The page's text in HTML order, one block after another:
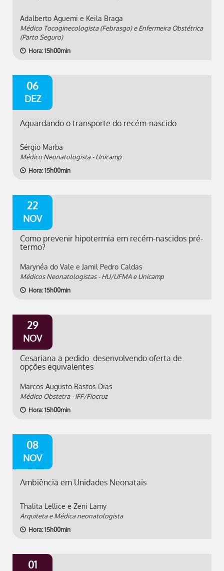
Adalberto Aguemi e Keila Braga
Médico Tocoginecologista (Febrasgo) e Enfermeira Obstétrica
(Parto Seguro)
Hora: 15h00min
06
DEZ
Aguardando o transporte do recém-nascido
Sérgio Marba
Médico Neonatologista - Unicamp
Hora: 15h00min
22
NOV
Como prevenir hipotermia em recém-nascidos pré-
termo?
Marynéa do Vale e Jamil Pedro Caldas
Médicos Neonatologistas - HU/UFMA e Unicamp
Hora: 15h00min
29
NOV
Cesariana a pedido: desenvolvendo oferta de
opções equivalentes
Marcos Augusto Bastos Dias
Médico Obstetra - IFF/Fiocruz
Hora: 15h00min
08
NOV
Ambiência em Unidades Neonatais
Thalita Lellice e Zeni Lamy
Arquiteta e Médica neonatologista
Hora: 15h00min
01